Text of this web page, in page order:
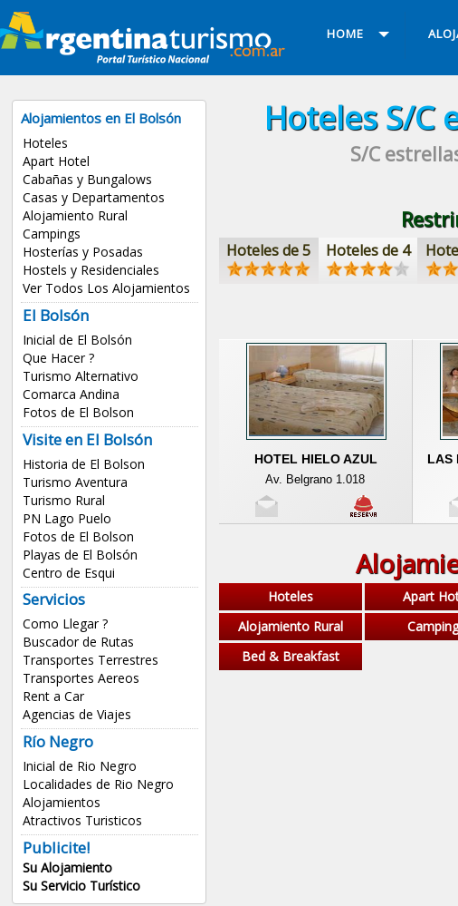
HOME
Alojamientos en El Bolsón
Hoteles
Apart Hotel
Cabañas y Bungalows
Casas y Departamentos
Alojamiento Rural
Campings
Hosterías y Posadas
Hostels y Residenciales
Ver Todos Los Alojamientos
El Bolsón
Inicial de El Bolsón
Que Hacer ?
Turismo Alternativo
Comarca Andina
Fotos de El Bolson
Visite en El Bolsón
Historia de El Bolson
Turismo Aventura
Turismo Rural
PN Lago Puelo
Fotos de El Bolson
Playas de El Bolsón
Centro de Esqui
Servicios
Como Llegar ?
Buscador de Rutas
Transportes Terrestres
Transportes Aereos
Rent a Car
Agencias de Viajes
Río Negro
Inicial de Rio Negro
Localidades de Rio Negro
Alojamientos
Atractivos Turisticos
Publicite!
Su Alojamiento
Su Servicio Turístico
HotelesS/C
S/C
Hoteles de 5 Hoteles de 4
HOTEL HIELO AZUL
Av. Belgrano 1.018
LAS
Hoteles Apart
Alojamiento Rural
Bed & Breakfast